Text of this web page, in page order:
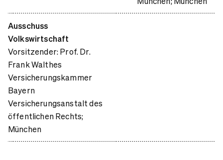
Ausschuss
Volkswirtschaft
Vorsitzender: Prof. Dr.
Frank Walthes
Versicherungskammer
Bayern
Versicherungsanstalt des
öffentlichen Rechts;
München